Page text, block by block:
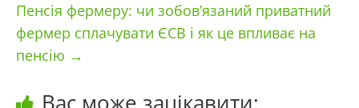
Пенсія фермеру: чи зобов’язаний приватний
фермер сплачувати ЄСВ і як це впливає на
пенсію →